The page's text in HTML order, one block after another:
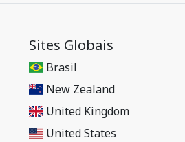
Sites Globais
Brasil
New Zealand
United Kingdom
United States